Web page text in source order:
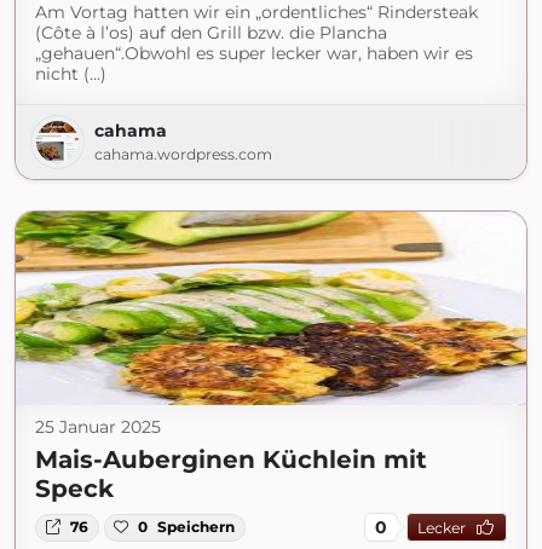
Am Vortag hatten wir ein „ordentliches“ Rindersteak
(Côte à l’os) auf den Grill bzw. die Plancha
„gehauen“.Obwohl es super lecker war, haben wir es
nicht (...)
cahama
cahama.wordpress.com
25 Januar 2025
Mais-Auberginen Küchlein mit
Speck
76 0 Speichern 0 Lecker